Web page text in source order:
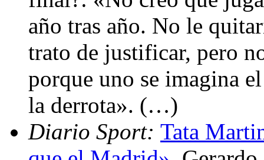
año tras año. No le
trato de justificar, pero
porque uno se imagina
la derrota». (…)
Diario Sport: Tata